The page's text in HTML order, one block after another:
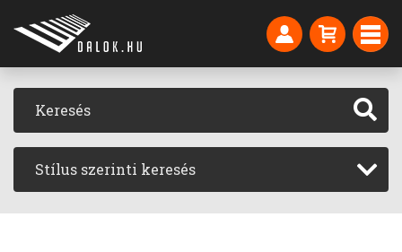
Stílus szerinti keresés